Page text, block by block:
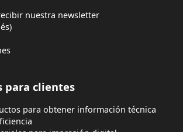
nuestra newsletter
para clientes
para obtener información técnica